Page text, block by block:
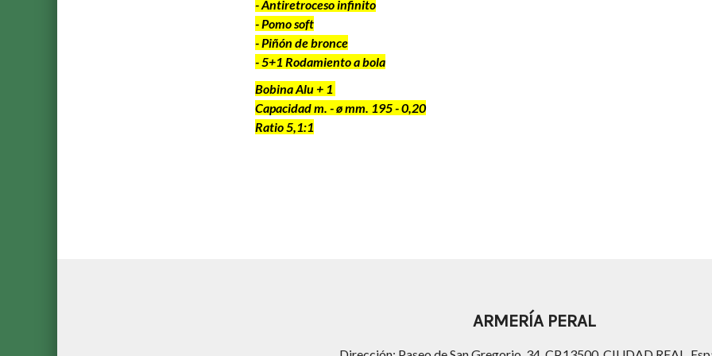
- Antiretroceso infinito
- Pomo soft
- Piñón de bronce
- 5+1 Rodamiento a bola
Bobina Alu + 1
Capacidad m. - ø mm. 195 - 0,20
Ratio 5,1:1
ARMERÍA PERAL